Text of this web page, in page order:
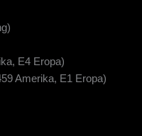
E4 Eropa)
Amerika, E1 Eropa)